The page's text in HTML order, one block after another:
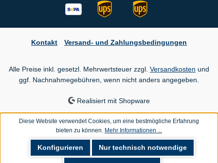
Kontakt Versand- und Zahlungsbedingungen
Alle Preise inkl. gesetzl. Mehrwertsteuer zzgl. Versandkosten und
ggf. Nachnahmegebühren, wenn nicht anders angegeben.
Realisiert mit Shopware
Diese Website verwendet Cookies, um eine bestmögliche Erfahrung
bieten zu können. Mehr Informationen ...
Nur technisch notwendige
Konfigurieren